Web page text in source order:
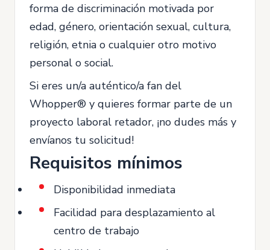
forma de discriminación motivada por
edad, género, orientación sexual, cultura,
religión, etnia o cualquier otro motivo
personal o social.
Si eres un/a auténtico/a fan del
Whopper® y quieres formar parte de un
proyecto laboral retador, ¡no dudes más y
envíanos tu solicitud!
Requisitos mínimos
Disponibilidad inmediata
Facilidad para desplazamiento al
centro de trabajo